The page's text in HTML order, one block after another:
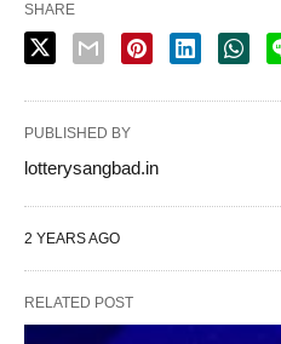
SHARE
PUBLISHED BY
lotterysangbad.in
2 YEARS AGO
RELATED POST